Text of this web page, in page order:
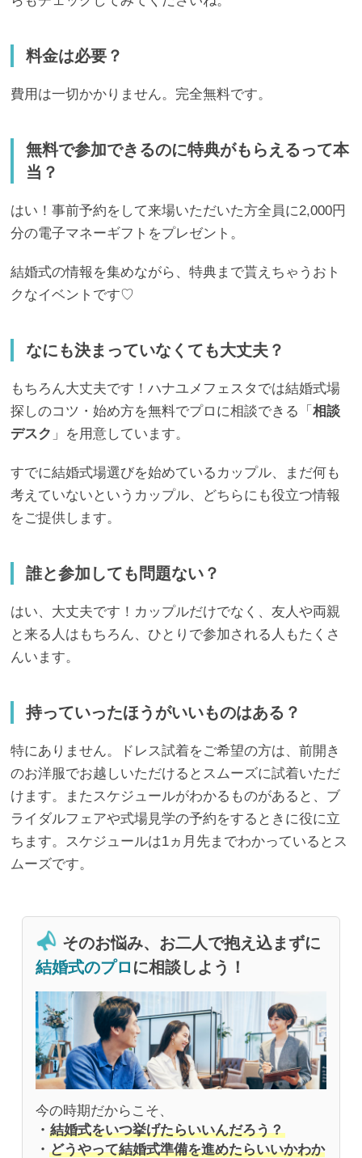
料金は必要？
費用は一切かかりません。完全無料です。
無料で参加できるのに特典がもらえるって本
当？
はい！事前予約をして来場いただいた方全員に2,000円
分の電子マネーギフトをプレゼント。
結婚式の情報を集めながら、特典まで貰えちゃうおト
クなイベントです♡
なにも決まっていなくても大丈夫？
もちろん大丈夫です！ハナユメフェスタでは結婚式場
探しのコツ・始め方を無料でプロに相談できる「相談
デスク 」を用意しています。
すでに結婚式場選びを始めているカップル、まだ何も
考えていないというカップル、どちらにも役立つ情報
をご提供します。
誰と参加しても問題ない？
はい、大丈夫です！カップルだけでなく、友人や両親
と来る人はもちろん、ひとりで参加される人もたくさ
んいます。
持っていったほうがいいものはある？
特にありません。ドレス試着をご希望の方は、前開き
のお洋服でお越しいただけるとスムーズに試着いただ
けます。またスケジュールがわかるものがあると、ブ
ライダルフェアや式場見学の予約をするときに役に立
ちます。スケジュールは1ヵ月先までわかっているとス
ムーズです。
そのお悩み、お二人で抱え込まずに
結婚式のプロ に相談しよう！
今の時期だからこそ、
・ 結婚式をいつ挙げたらいいんだろう？
・ どうやって結婚式準備を進めたらいいかわか